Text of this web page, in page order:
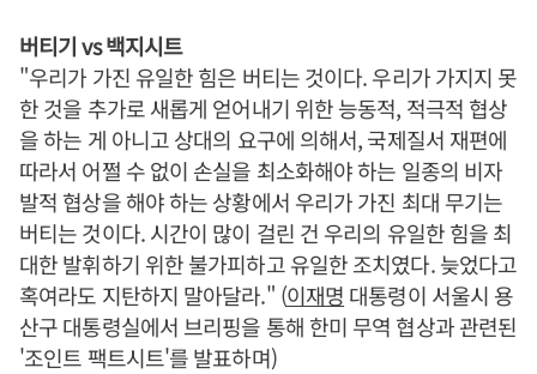
버티기 vs 백지시트
"우리가 가진 유일한 힘은 버티는 것이다. 우리가 가지지 못
한 것을 추가로 새롭게 얻어내기 위한 능동적, 적극적 협상
을 하는 게 아니고 상대의 요구에 의해서, 국제질서 재편에
따라서 어쩔 수 없이 손실을 최소화해야 하는 일종의 비자
발적 협상을 해야 하는 상황에서 우리가 가진 최대 무기는
버티는 것이다. 시간이 많이 걸린 건 우리의 유일한 힘을 최
대한 발휘하기 위한 불가피하고 유일한 조치였다. 늦었다고
혹여라도 지탄하지 말아달라." (이재명 대통령이 서울시 용
산구 대통령실에서 브리핑을 통해 한미 무역 협상과 관련된
'조인트 팩트시트'를 발표하며)